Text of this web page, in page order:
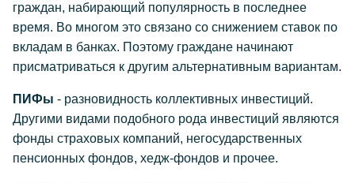
граждан, набирающий популярность в последнее
время. Во многом это связано со снижением ставок по
вкладам в банках. Поэтому граждане начинают
присматриваться к другим альтернативным вариантам.
ПИФы - разновидность коллективных инвестиций.
Другими видами подобного рода инвестиций являются
фонды страховых компаний, негосударственных
пенсионных фондов, хедж-фондов и прочее.